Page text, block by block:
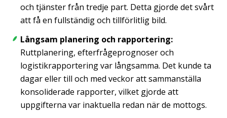
och tjänster från tredje part. Detta gjorde det svårt
att få en fullständig och tillförlitlig bild.
Långsam planering och rapportering:
Ruttplanering, efterfrågeprognoser och
logistikrapportering var långsamma. Det kunde ta
dagar eller till och med veckor att sammanställa
konsoliderade rapporter, vilket gjorde att
uppgifterna var inaktuella redan när de mottogs.